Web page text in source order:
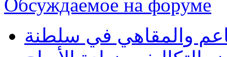
Обсуждаемое на форуме
والمقاهي في سلطنة